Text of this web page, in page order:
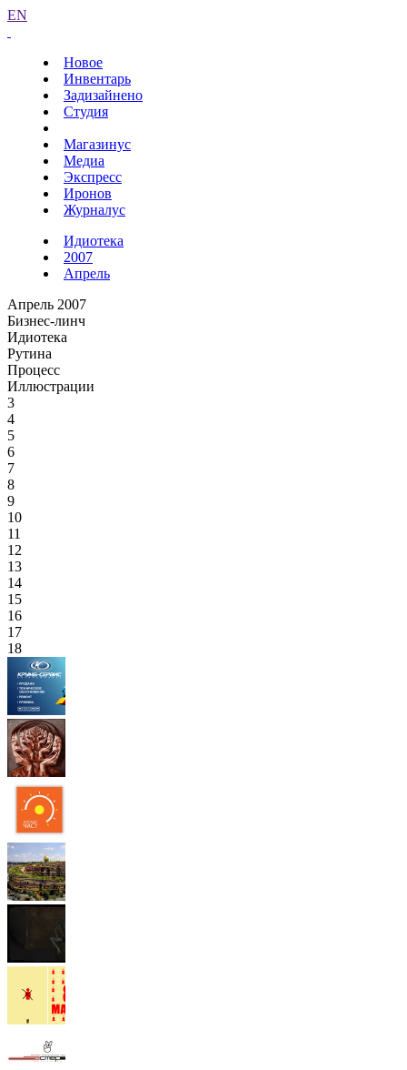
EN
Новое
Инвентарь
Задизайнено
Студия
Магазинус
Медиа
Экспресс
Иронов
Журналус
Идиотека
2007
Апрель
Апрель 2007
Бизнес-линч
Идиотека
Рутина
Процесс
Иллюстрации
3
4
5
6
7
8
9
10
11
12
13
14
15
16
17
18